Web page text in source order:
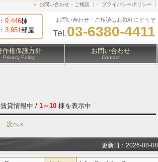
9,446棟
3,951部屋
お問い合わせ・ご相談はお気軽にどうぞ
Tel.03-6380-4411
お問い合わせ・ご相談 プライバシーポリシー
作権保護方針
Privacy Policy
お問い合わせ
Contact
貸情報中 / 1～10棟を表示中
次へ »
更新日：2026-08-08